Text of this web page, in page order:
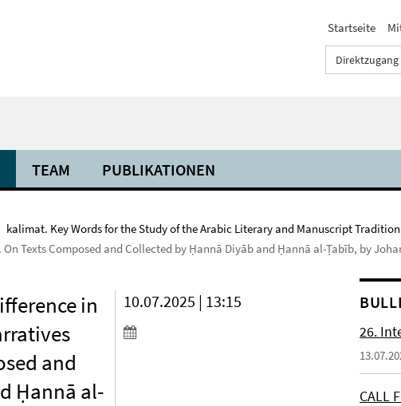
Startseite
Direktzugang
TEAM PUBLIKATIONEN
kalimat. Key Words for the Study of the Arabic Literary and Manuscript Tradition
Texts Composed and Collected by Ḥannā Diyāb and Ḥannā al-Ṭabīb, by
in
and
Ḥannā al-
10.07.2025 | 13:15
26.
CALL